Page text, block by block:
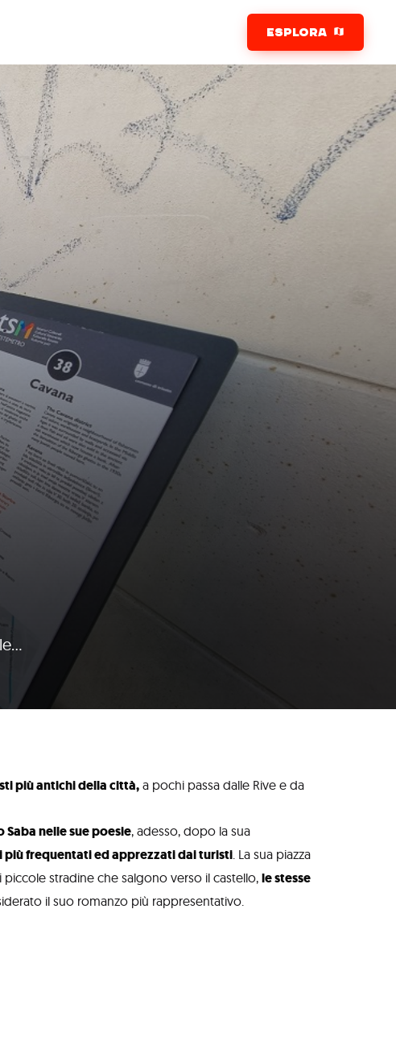
ESPLORA
più antichi della città,a pochi passa dalle Rive e da
nelle sue poesie, adesso, dopo la sua
più frequentati ed apprezzati dai turisti. La sua piazza
stradine che salgono verso il castello, le stesse
il suo romanzo più rappresentativo.